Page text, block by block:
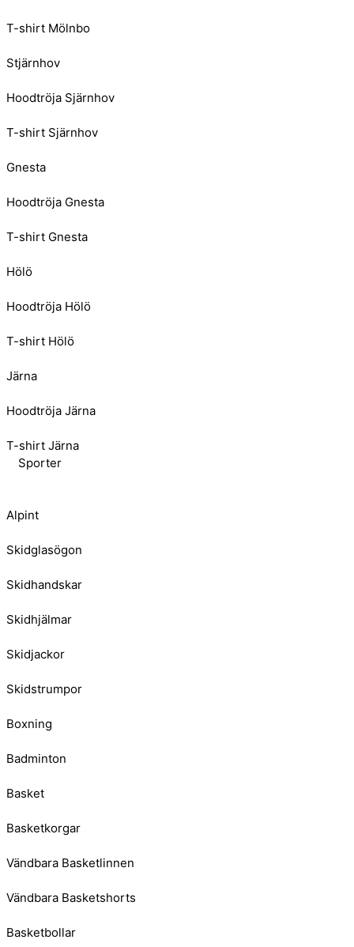
T-shirt Mölnbo
Stjärnhov
Hoodtröja Sjärnhov
T-shirt Sjärnhov
Gnesta
Hoodtröja Gnesta
T-shirt Gnesta
Hölö
Hoodtröja Hölö
T-shirt Hölö
Järna
Hoodtröja Järna
T-shirt Järna
Sporter
Alpint
Skidglasögon
Skidhandskar
Skidhjälmar
Skidjackor
Skidstrumpor
Boxning
Badminton
Basket
Basketkorgar
Vändbara Basketlinnen
Vändbara Basketshorts
Basketbollar